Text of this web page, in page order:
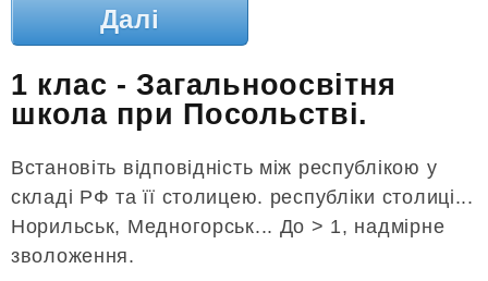
Далі
1 клас - Загальноосвітня
школа при Посольстві.
Встановіть відповідність між республікою у
складі РФ та її столицею. республіки столиці...
Норильськ, Медногорськ... До > 1, надмірне
зволоження.